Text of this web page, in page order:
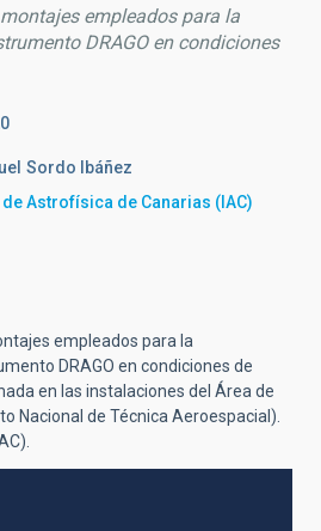
empleados para la
DRAGO en condiciones
Sordo Ibáñez
de Astrofísica de Canarias (IAC)
empleados para la
DRAGO en condiciones de
en las instalaciones del Área de
Nacional de Técnica Aeroespacial).